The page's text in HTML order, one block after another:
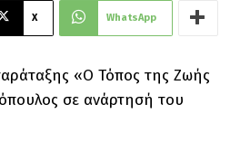
X WhatsApp
«Ο Τόπος της Ζωής
σε ανάρτησή του